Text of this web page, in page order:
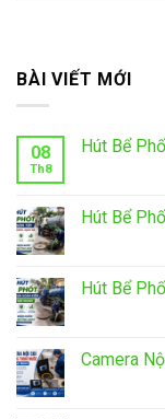
BÀI VIẾT MỚI
08
Th8
Hút Bể
Hút Bể
Hút Bể
Camera